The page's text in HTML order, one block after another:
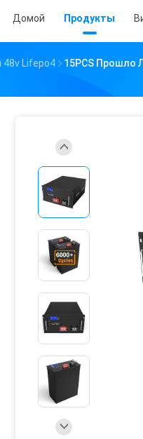
Домой Продукты
48v Lifepo4
15PCS Прошло